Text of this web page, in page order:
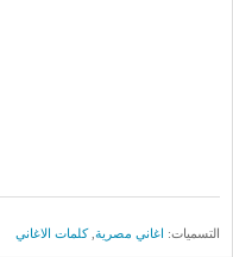
التسميات: اغاني مصرية ,كلمات الاغاني